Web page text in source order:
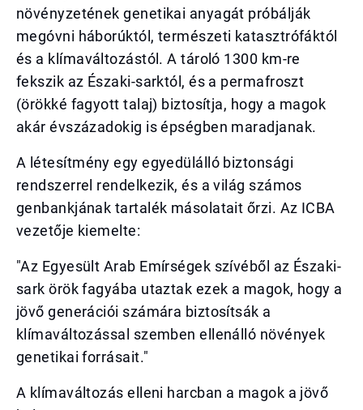
növényzetének genetikai anyagát próbálják
megóvni háborúktól, természeti katasztrófáktól
és a klímaváltozástól. A tároló 1300 km-re
fekszik az Északi-sarktól, és a permafroszt
(örökké fagyott talaj) biztosítja, hogy a magok
akár évszázadokig is épségben maradjanak.
A létesítmény egy egyedülálló biztonsági
rendszerrel rendelkezik, és a világ számos
genbankjának tartalék másolatait őrzi. Az ICBA
vezetője kiemelte:
"Az Egyesült Arab Emírségek szívéből az Északi-
sark örök fagyába utaztak ezek a magok, hogy a
jövő generációi számára biztosítsák a
klímaváltozással szemben ellenálló növények
genetikai forrásait."
A klímaváltozás elleni harcban a magok a jövő